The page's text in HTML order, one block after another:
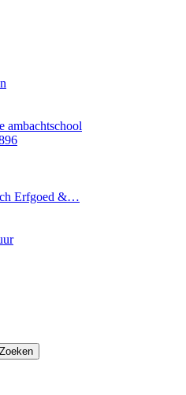
ambachtschool
Erfgoed &…
Zoeken